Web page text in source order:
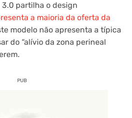
3.0 partilha o design
a maioria da oferta da
modelo não apresenta a típica
do “alívio da zona perineal
PUB